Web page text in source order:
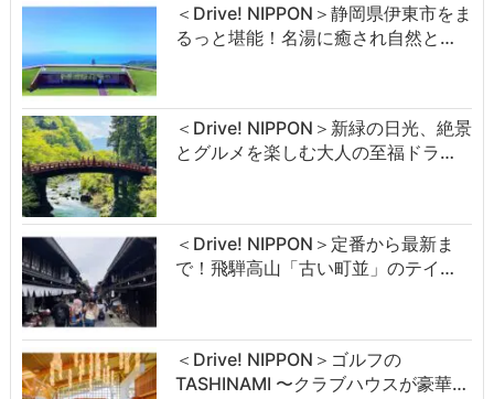
＜Drive! NIPPON＞静岡県伊東市をま
るっと堪能！名湯に癒され自然と…
＜Drive! NIPPON＞新緑の日光、絶景
とグルメを楽しむ大人の至福ドラ…
＜Drive! NIPPON＞定番から最新ま
で！飛騨高山「古い町並」のテイ…
＜Drive! NIPPON＞ゴルフの
TASHINAMI 〜クラブハウスが豪華…